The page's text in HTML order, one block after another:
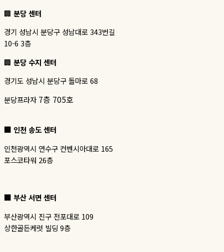
🏢 분당 센터
경기 성남시 분당구 성남대로 343번길
10-6 3층
🏢 분당 수지 센터
경기도 성남시 분당구 돌마로 68
분당프라자7층 705호
🏢 인천 송도 센터
인천광역시 연수구 컨벤시아대로 165
포스코타워 26층
🏢 부산 서면 센터
부산광역시 진구 전포대로 109
상한골든케럿 빌딩 9층